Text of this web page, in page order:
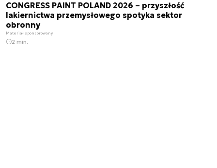
CONGRESS PAINT POLAND 2026 – przyszłość
lakiernictwa przemysłowego spotyka sektor
obronny
Materiał sponsorowany
2 min.